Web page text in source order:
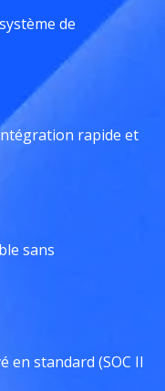
de
rapide et
sans
en standard (SOC II